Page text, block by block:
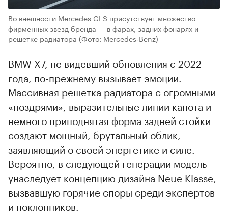
Во внешности Mercedes GLS присутствует множество
фирменных звезд бренда — в фарах, задних фонарях и
решетке радиатора (Фото: Mercedes‑Benz)
BMW X7, не видевший обновления с 2022
года, по-прежнему вызывает эмоции.
Массивная решетка радиатора с огромными
«ноздрями», выразительные линии капота и
немного приподнятая форма задней стойки
создают мощный, брутальный облик,
заявляющий о своей энергетике и силе.
Вероятно, в следующей генерации модель
унаследует концепцию дизайна Neue Klasse,
вызвавшую горячие споры среди экспертов
и поклонников.